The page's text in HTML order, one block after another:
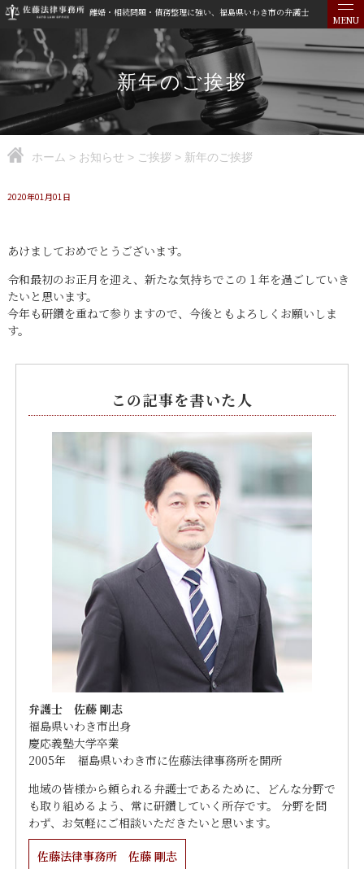
離婚・相続問題・債務整理に強い、福島県いわき市の弁護士
MENU
新年のご挨拶
ホーム > お知らせ > ご挨拶 > 新年のご挨拶
2020年01月01日
あけましておめでとうございます。
令和最初のお正月を迎え、新たな気持ちでこの１年を過ごしていき
たいと思います。
今年も研鑽を重ねて参りますので、今後ともよろしくお願いしま
す。
この記事を書いた人
弁護士 佐藤 剛志
福島県いわき市出身
慶応義塾大学卒業
2005年 福島県いわき市に佐藤法律事務所を開所
地域の皆様から頼られる弁護士であるために、どんな分野で
も取り組めるよう、常に研鑽していく所存です。 分野を問
わず、お気軽にご相談いただきたいと思います。
佐藤法律事務所 佐藤 剛志